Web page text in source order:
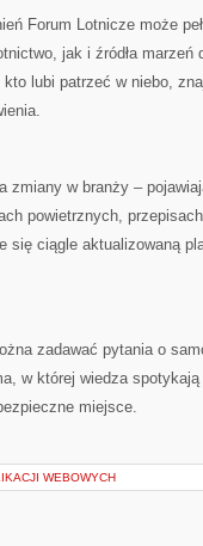
Forum Lotnicze może
jak i źródła marzeń
lubi patrzeć w niebo,
zmiany w branży –
powietrznych,
się ciągle aktualizowaną
zadawać pytania o
w której wiedza
miejsce.
WEBOWYCH